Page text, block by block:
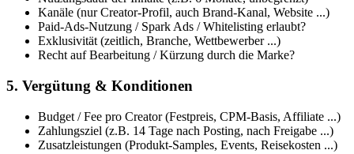
Kanäle (nur Creator-Profil, auch Brand-Kanal, Website ...)
Paid-Ads-Nutzung / Spark Ads / Whitelisting erlaubt?
Exklusivität (zeitlich, Branche, Wettbewerber ...)
Recht auf Bearbeitung / Kürzung durch die Marke?
5. Vergütung & Konditionen
Budget / Fee pro Creator (Festpreis, CPM-Basis, Affiliate ...)
Zahlungsziel (z.B. 14 Tage nach Posting, nach Freigabe ...)
Zusatzleistungen (Produkt-Samples, Events, Reisekosten ...)